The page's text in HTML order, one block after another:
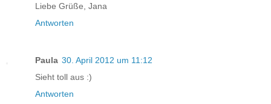
Liebe Grüße, Jana
Antworten
Paula 30. April 2012 um 11:12
Sieht toll aus :)
Antworten